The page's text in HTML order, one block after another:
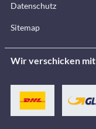
Datenschutz
Sitemap
Wir verschicken mit